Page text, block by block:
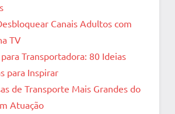
Canais Adultos com
TV
Transportadora: 80 Ideias
para Inspirar
de Transporte Mais Grandes do
Atuação